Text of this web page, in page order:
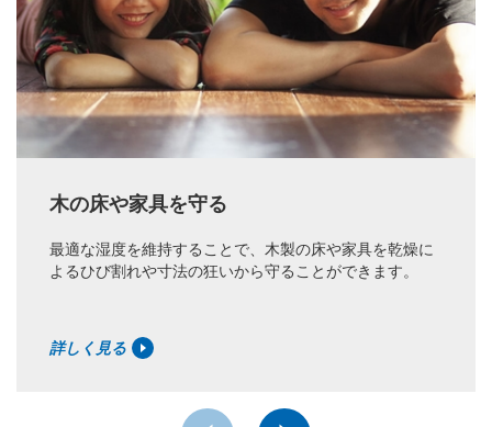
木の床や家具を守る
最適な湿度を維持することで、木製の床や家具を乾燥に
よるひび割れや寸法の狂いから守ることができます。
詳しく見る